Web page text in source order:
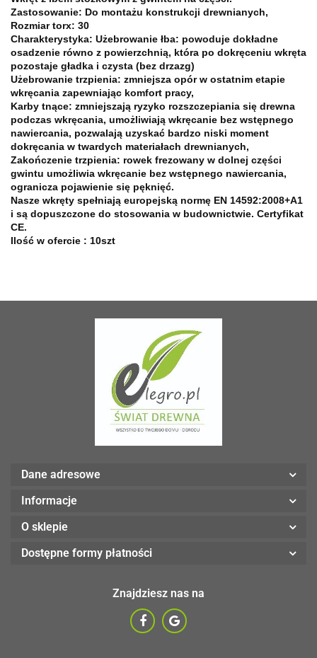
Zastosowanie: Do montażu konstrukcji drewnianych,
Rozmiar torx: 30
Charakterystyka: Użebrowanie łba: powoduje dokładne
osadzenie równo z powierzchnią, która po dokręceniu wkręta
pozostaje gładka i czysta (bez drzazg)
Użebrowanie trzpienia: zmniejsza opór w ostatnim etapie
wkręcania zapewniając komfort pracy,
Karby tnące: zmniejszają ryzyko rozszczepiania się drewna
podczas wkręcania, umożliwiają wkręcanie bez wstępnego
nawiercania, pozwalają uzyskać bardzo niski moment
dokręcania w twardych materiałach drewnianych,
Zakończenie trzpienia: rowek frezowany w dolnej części
gwintu umożliwia wkręcanie bez wstępnego nawiercania,
ogranicza pojawienie się pęknięć.
Nasze wkręty spełniają europejską normę EN 14592:2008+A1
i są dopuszczone do stosowania w budownictwie. Certyfikat
CE.
Ilość w ofercie : 10szt
Dane adresowe
Informacje
O sklepie
Dostępne formy płatności
Znajdziesz nas na